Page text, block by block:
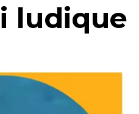
ludique